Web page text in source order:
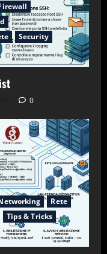
Security
0
Rete
Tips & Tricks